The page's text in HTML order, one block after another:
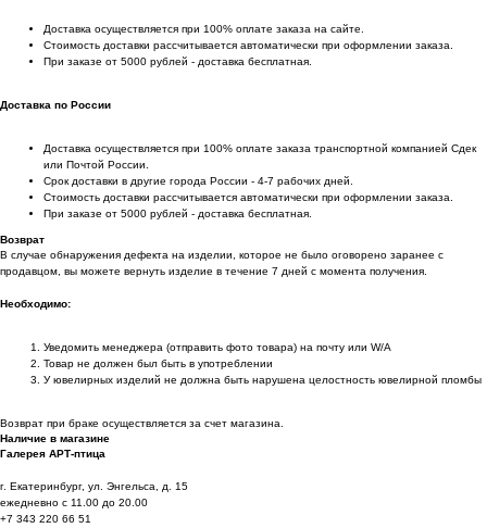
Доставка осуществляется при 100% оплате заказа на сайте.
Стоимость доставки рассчитывается автоматически при оформлении заказа.
При заказе от 5000 рублей - доставка бесплатная.
Доставка по России
Доставка осуществляется при 100% оплате заказа транспортной компанией Сдек
или Почтой России.
Срок доставки в другие города России - 4-7 рабочих дней.
Стоимость доставки рассчитывается автоматически при оформлении заказа.
При заказе от 5000 рублей - доставка бесплатная.
Возврат
В случае обнаружения дефекта на изделии, которое не было оговорено заранее с
продавцом, вы можете вернуть изделие в течение 7 дней с момента получения.
Необходимо:
Уведомить менеджера (отправить фото товара) на почту или W/А
Товар не должен был быть в употреблении
У ювелирных изделий не должна быть нарушена целостность ювелирной пломбы
Возврат при браке осуществляется за счет магазина.
Наличие в магазине
Галерея АРТ-птица
г. Екатеринбург, ул. Энгельса, д. 15
ежедневно с 11.00 до 20.00
+7 343 220 66 51